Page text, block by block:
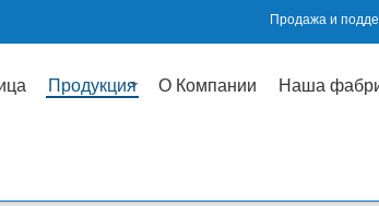
Продажа и
Продукция О Компании Наша